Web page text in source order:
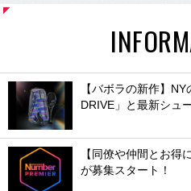
【バボラの新作】
DRIVE」と最新シュ
【同僚や仲間とお得
が募集スタート！